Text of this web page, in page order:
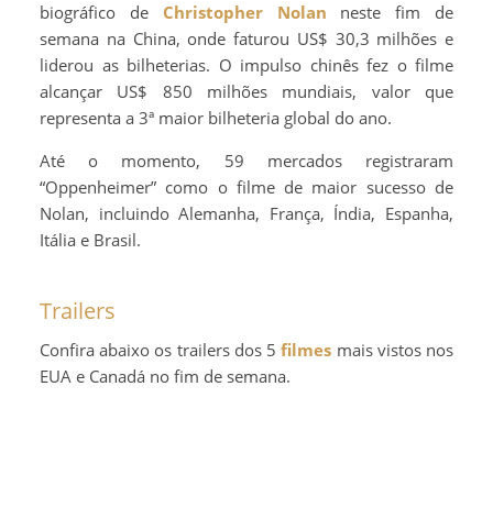
biográfico de Christopher Nolan neste fim de
semana na China, onde faturou US$ 30,3 milhões e
liderou as bilheterias. O impulso chinês fez o filme
alcançar US$ 850 milhões mundiais, valor que
representa a 3ª maior bilheteria global do ano.
Até o momento, 59 mercados registraram
“Oppenheimer” como o filme de maior sucesso de
Nolan, incluindo Alemanha, França, Índia, Espanha,
Itália e Brasil.
Trailers
Confira abaixo os trailers dos 5filmes mais vistos nos
EUA e Canadá no fim de semana.